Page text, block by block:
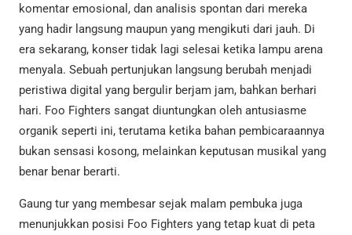
komentar emosional, dan analisis spontan dari mereka
yang hadir langsung maupun yang mengikuti dari jauh. Di
era sekarang, konser tidak lagi selesai ketika lampu arena
menyala. Sebuah pertunjukan langsung berubah menjadi
peristiwa digital yang bergulir berjam jam, bahkan berhari
hari. Foo Fighters sangat diuntungkan oleh antusiasme
organik seperti ini, terutama ketika bahan pembicaraannya
bukan sensasi kosong, melainkan keputusan musikal yang
benar benar berarti.
Gaung tur yang membesar sejak malam pembuka juga
menunjukkan posisi Foo Fighters yang tetap kuat di peta